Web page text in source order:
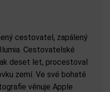
cestovatel, zapálený
Cestovatelské
deset let, procestoval
zemí. Ve své bohaté
věnuje Apple